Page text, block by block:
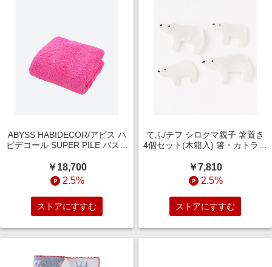
ABYSS HABIDECOR/アビス ハ
ビデコール SUPER PILE バスタ
公式】
￥18,700
2.5%
ストアにすすむ
てふ/テフ シロクマ親子 箸置き
4個セット(木箱入) 箸・カトラリ
￥7,810
2.5%
ストアにすすむ